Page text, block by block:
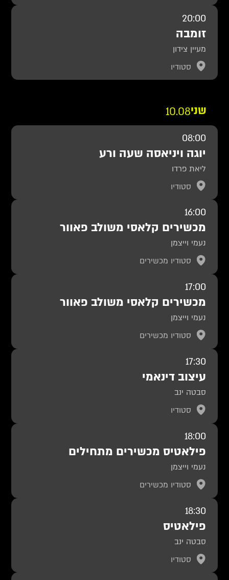
20:00
זומבה
מעיין צידון
סטודיו
שני10.08
08:00
יוגה ויניאסה שעה ורע
ליאת פרדו
סטודיו
16:00
מכשירים קלאסי משולב פאוור
נעמי וייצמן
סטודיו מכשירים
17:00
מכשירים קלאסי משולב פאוור
נעמי וייצמן
סטודיו מכשירים
17:30
עיצוב דינאמי
סבטה ינב
סטודיו
18:00
פילאטיס מכשירים מתחילים
נעמי וייצמן
סטודיו מכשירים
18:30
פילאטיס
סבטה ינב
סטודיו